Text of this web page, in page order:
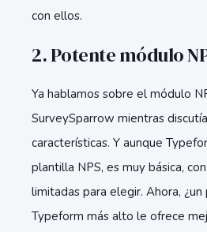
con ellos.
2. Potente módulo
Ya hablamos sobre el módulo
SurveySparrow mientras
características. Y aunque
plantilla NPS, es muy básica,
limitadas para elegir. Ahora,
Typeform más alto le ofrece